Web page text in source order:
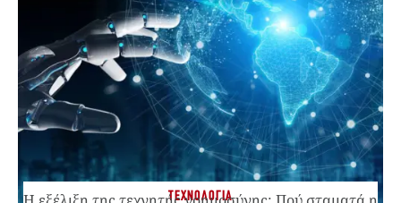
ΤΕΧΝΟΛΟΓΙΑ